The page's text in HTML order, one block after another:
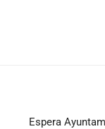
Espera